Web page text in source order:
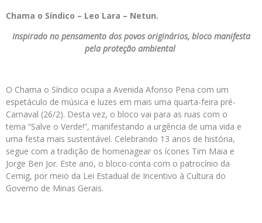
Chama o Síndico – Leo Lara – Netun.
Inspirado no pensamento dos povos originários, bloco manifesta
pela proteção ambiental
O Chama o Síndico ocupa a Avenida Afonso Pena com um
espetáculo de música e luzes em mais uma quarta-feira pré-
Carnaval (26/2). Desta vez, o bloco vai para as ruas com o
tema “Salve o Verde!”, manifestando a urgência de uma vida e
uma festa mais sustentável. Celebrando 13 anos de história,
segue com a tradição de homenagear os ícones Tim Maia e
Jorge Ben Jor. Este ano, o bloco conta com o patrocínio da
Cemig, por meio da Lei Estadual de Incentivo à Cultura do
Governo de Minas Gerais.